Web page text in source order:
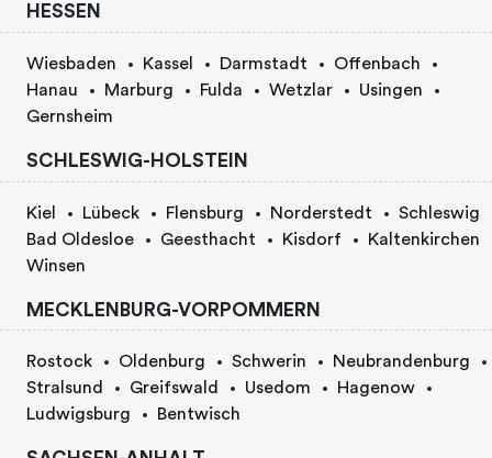
HESSEN
Wiesbaden Kassel Darmstadt
Offenbach
Hanau
Marburg Fulda Wetzlar
Usingen
Gernsheim
SCHLESWIG-HOLSTEIN
Kiel Lübeck Flensburg Norderstedt
Schleswig
Bad Oldesloe
Geesthacht Kisdorf
Kaltenkirchen
Winsen
MECKLENBURG-VORPOMMERN
Rostock Oldenburg Schwerin
Neubrandenburg
Stralsund
Greifswald Usedom
Hagenow
Ludwigsburg
Bentwisch